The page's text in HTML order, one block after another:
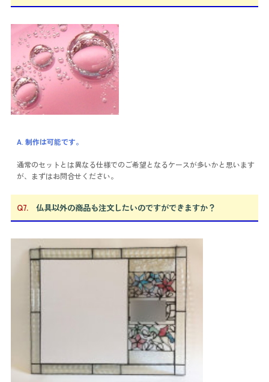
A. 制作は可能です。
通常のセットとは異なる仕様でのご希望となるケースが多いかと思います
が、まずはお問合せください。
Q7.仏具以外の商品も注文したいのですができますか？